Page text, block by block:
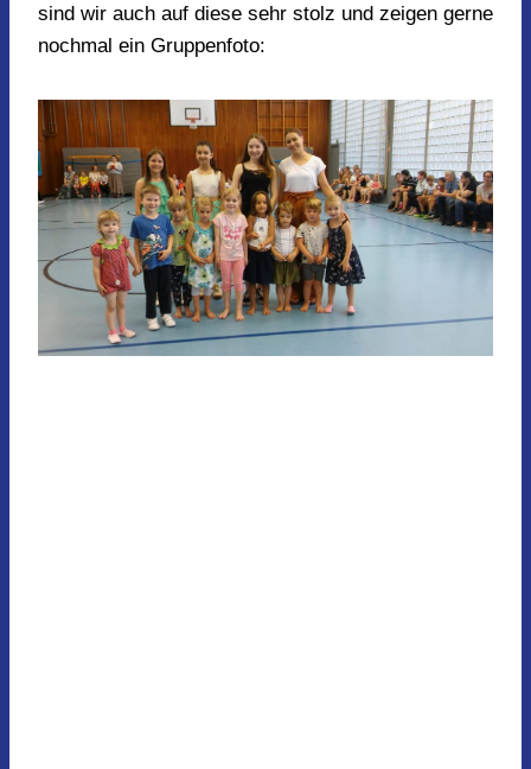
sind wir auch auf diese sehr stolz und zeigen gerne
nochmal ein Gruppenfoto: